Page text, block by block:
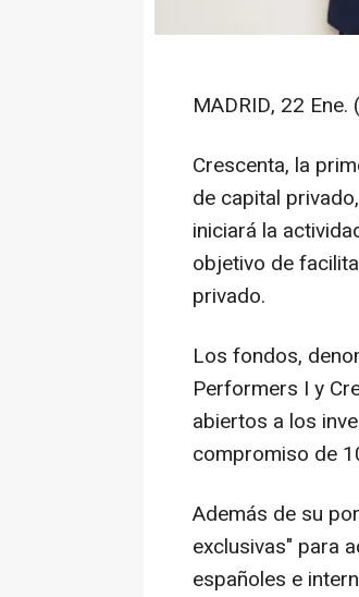
MADRID, 22 Ene.
Crescenta, la
de capital
iniciará la
objetivo de
privado.
Los fondos,
Performers I y
abiertos a los
compromiso de
Además de su
exclusivas" para
españoles e